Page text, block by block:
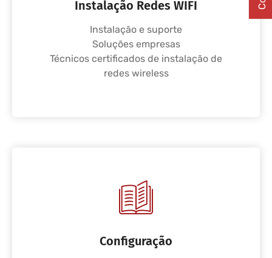
Instalação Redes WIFI
Instalação e suporte
Soluções empresas
Técnicos certificados de instalação de
redes wireless
Configuração